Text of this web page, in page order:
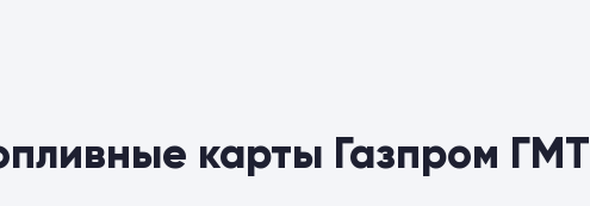
карты Газпром ГМТ